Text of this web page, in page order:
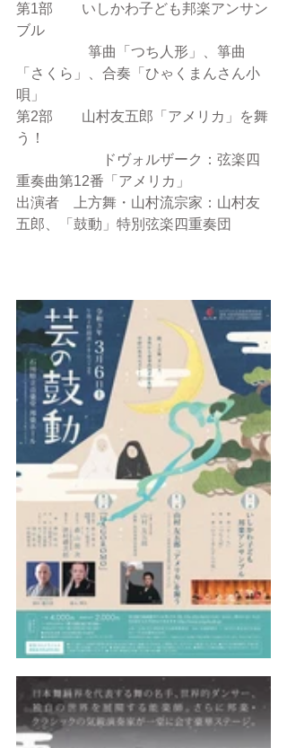
第1部　　いしかわ子ども邦楽アンサン
ブル
箏曲「つち人形」、箏曲
「さくら」、合奏「ひゃくまんさん小
唄」
第2部　　山村友五郎「アメリカ」を舞
う！
ドヴォルザーク：弦楽四
重奏曲第12番「アメリカ」
出演者　上方舞・山村流宗家：山村友
五郎、「鼓動」特別弦楽四重奏団